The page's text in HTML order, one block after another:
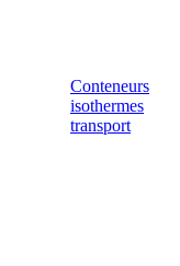
Conteneurs
isothermes
transport